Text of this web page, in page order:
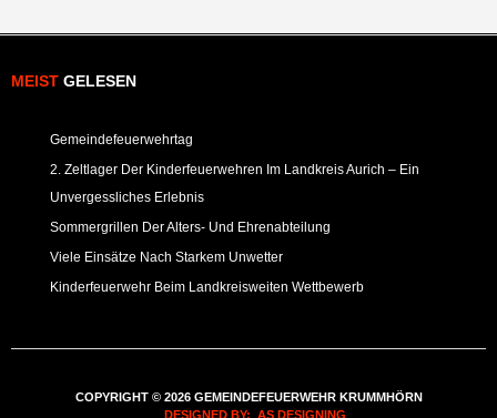
MEIST GELESEN
Gemeindefeuerwehrtag
2. Zeltlager Der Kinderfeuerwehren Im Landkreis Aurich – Ein
Unvergessliches Erlebnis
Sommergrillen Der Alters- Und Ehrenabteilung
Viele Einsätze Nach Starkem Unwetter
Kinderfeuerwehr Beim Landkreisweiten Wettbewerb
COPYRIGHT © 2026 GEMEINDEFEUERWEHR KRUMMHÖRN
DESIGNED BY: AS DESIGNING